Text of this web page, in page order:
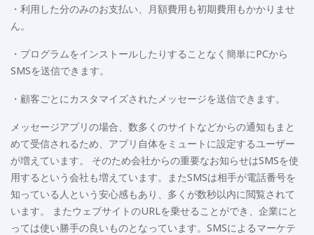
・利用した分のみのお支払い、月額費用も初期費用もかかりませ
ん。
・プログラムをインストールしたりすることなく簡単にPCから
SMSを送信できます。
・顧客ごとにカスタマイズされたメッセージを送信できます。
メッセージアプリの場合、数多くのサイトなどからの通知もまと
めて受信されるため、アプリ自体をミュートに設定するユーザー
が増えています。 そのため会社からの重要なお知らせはSMSを使
用するという会社も増えています。またSMSは相手が電話番号を
知っている人という安心感もあり、多くが数秒以内に閲覧されて
います。 またウェブサイトのURLを乗せることができ、企業にと
っては使い勝手の良いものとなっています。SMSによるマーケテ